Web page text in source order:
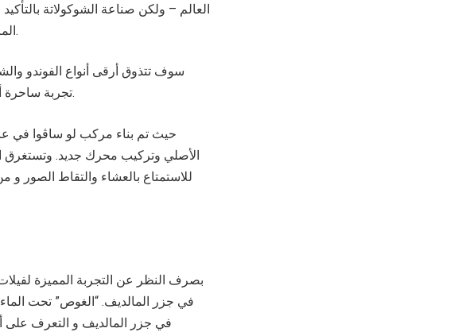
العالم – ولكن صناعة الشوكولاتة
المزيد عن تاريخ الشوكولاتة السويسرية والتقاليد المحلية لتصنيع الشوكولاتة.
سوف تتذوق أرقى أنواع الفوندو
تجربة ساحرة أخرى في جنيف خلال رحلة بحرية مسائية على متن قارب بخاري تاريخي.
الأصلي وتركيب محرك جديد. وتستغرق
للاستمتاع بالعشاء والتقاط الصور
بصرف النظر عن التجربة المميزة
في جزر المالديف. “الغوص” تحت
في جزر المالديف و التعرف على